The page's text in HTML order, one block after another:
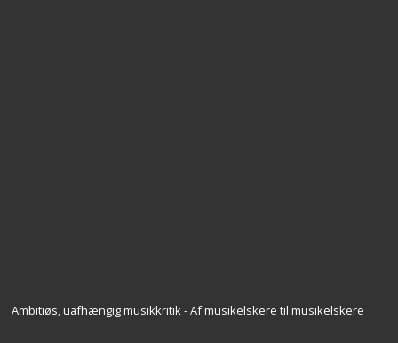
Ambitiøs, uafhængig musikkritik - Af musikelskere til musikelskere